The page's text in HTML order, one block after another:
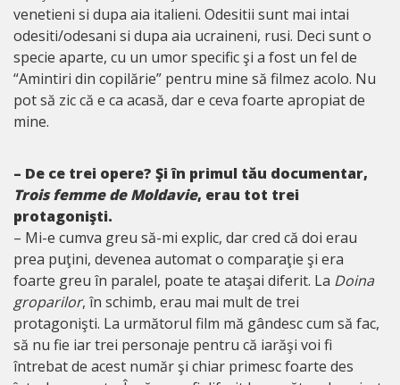
venetieni si dupa aia italieni. Odesitii sunt mai intai
odesiti/odesani si dupa aia ucraineni, rusi. Deci sunt o
specie aparte, cu un umor specific şi a fost un fel de
“Amintiri din copilărie” pentru mine să filmez acolo. Nu
pot să zic că e ca acasă, dar e ceva foarte apropiat de
mine.
– De ce trei opere? Şi în primul tău documentar,
Trois femme de Moldavie, erau tot trei
protagonişti.
– Mi-e cumva greu să-mi explic, dar cred că doi erau
prea puţini, devenea automat o comparaţie şi era
foarte greu în paralel, poate te ataşai diferit. La Doina
groparilor, în schimb, erau mai mult de trei
protagonişti. La următorul film mă gândesc cum să fac,
să nu fie iar trei personaje pentru că iarăşi voi fi
întrebat de acest număr şi chiar primesc foarte des